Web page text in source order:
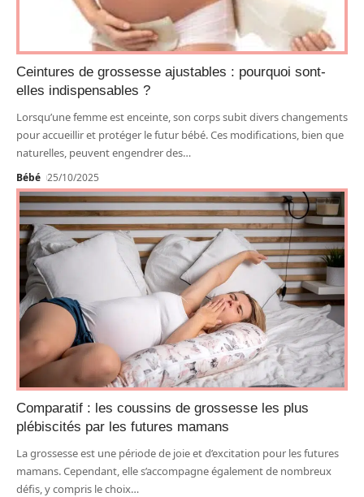
Ceintures de grossesse ajustables : pourquoi sont-
elles indispensables ?
Lorsqu’une femme est enceinte, son corps subit divers changements
pour accueillir et protéger le futur bébé. Ces modifications, bien que
naturelles, peuvent engendrer des…
Bébé 25/10/2025
Comparatif : les coussins de grossesse les plus
plébiscités par les futures mamans
La grossesse est une période de joie et d’excitation pour les futures
mamans. Cependant, elle s’accompagne également de nombreux
défis, y compris le choix…